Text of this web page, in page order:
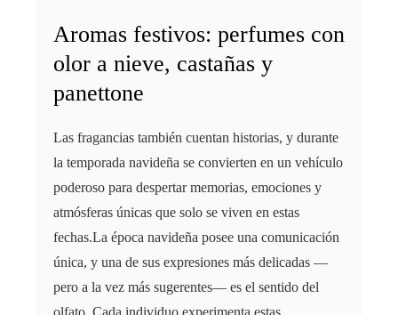
Aromas festivos: perfumes con
olor a nieve, castañas y
panettone
Las fragancias también cuentan historias, y durante
la temporada navideña se convierten en un vehículo
poderoso para despertar memorias, emociones y
atmósferas únicas que solo se viven en estas
fechas.La época navideña posee una comunicación
única, y una de sus expresiones más delicadas —
pero a la vez más sugerentes— es el sentido del
olfato. Cada individuo experimenta estas